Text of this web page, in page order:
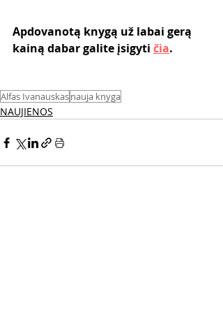
Apdovanotą knygą už labai gerą
kainą dabar galite įsigyti čia.
Alfas Ivanauskasnauja knyga
NAUJIENOS